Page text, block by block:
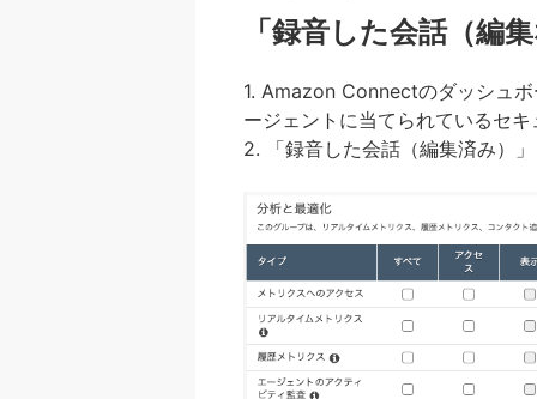
「録音した会話（編
1. Amazon Connectのダッシュ
ージェントに当てられているセ
2. 「録音した会話（編集済み）